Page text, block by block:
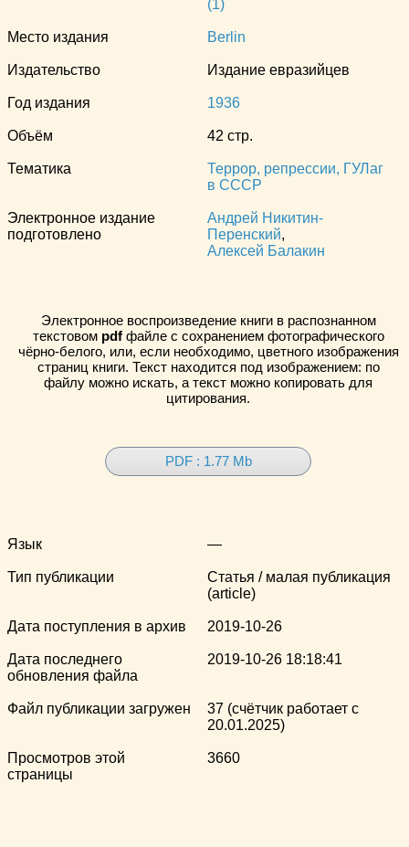
(1)
Место издания Berlin
Издательство Издание евразийцев
Год издания 1936
Объём 42 стр.
Тематика
Террор, репрессии, ГУЛаг
в СССР
Электронное издание
подготовлено
Андрей Никитин-
Перенский,
Алексей Балакин
Электронное воспроизведение книги в распознанном
текстовом pdfфайле с сохранением фотографического
чёрно-белого, или, если необходимо, цветного изображения
страниц книги. Текст находится под изображением: по
файлу можно искать, а текст можно копировать для
цитирования.
PDF : 1.77 Mb
Язык —
Тип публикации
Статья / малая публикация
(article)
Дата поступления в архив 2019-10-26
Дата последнего
обновления файла
2019-10-26 18:18:41
Файл публикации загружен
37 (счётчик работает с
20.01.2025)
Просмотров этой
страницы
3660